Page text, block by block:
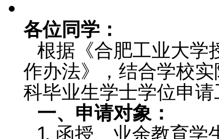
各位同学：
根据《合肥工业大学
作办法》，结合学校
科毕业生学士学位申
一、申请对象：
1. 函授、业余教育